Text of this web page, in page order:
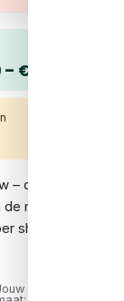
€ 129,99
– donker blauw
maten 40 tot
shop de prijs